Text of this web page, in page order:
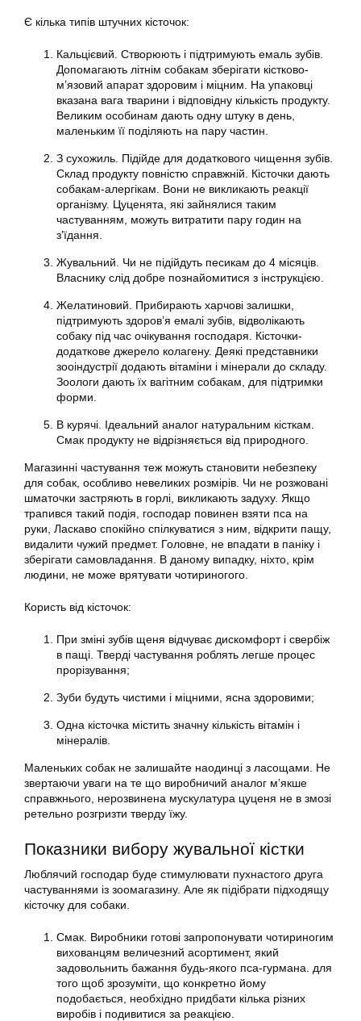
Є кілька типів штучних кісточок:
Кальцієвий. Створюють і підтримують емаль зубів.
Допомагають літнім собакам зберігати кістково-
м’язовий апарат здоровим і міцним. На упаковці
вказана вага тварини і відповідну кількість продукту.
Великим особинам дають одну штуку в день,
маленьким її поділяють на пару частин.
З сухожиль. Підійде для додаткового чищення зубів.
Склад продукту повністю справжній. Кісточки дають
собакам-алергікам. Вони не викликають реакції
організму. Цуценята, які зайнялися таким
частуванням, можуть витратити пару годин на
з’їдання.
Жувальний. Чи не підійдуть песикам до 4 місяців.
Власнику слід добре познайомитися з інструкцією.
Желатиновий. Прибирають харчові залишки,
підтримують здоров’я емалі зубів, відволікають
собаку під час очікування господаря. Кісточки-
додаткове джерело колагену. Деякі представники
зооіндустрії додають вітаміни і мінерали до складу.
Зоологи дають їх вагітним собакам, для підтримки
форми.
В курячі. Ідеальний аналог натуральним кісткам.
Смак продукту не відрізняється від природного.
Магазинні частування теж можуть становити небезпеку
для собак, особливо невеликих розмірів. Чи не розжовані
шматочки застряють в горлі, викликають задуху. Якщо
трапився такий подія, господар повинен взяти пса на
руки, Ласкаво спокійно спілкуватися з ним, відкрити пащу,
видалити чужий предмет. Головне, не впадати в паніку і
зберігати самовладання. В даному випадку, ніхто, крім
людини, не може врятувати чотириногого.
Користь від кісточок:
При зміні зубів щеня відчуває дискомфорт і свербіж
в пащі. Тверді частування роблять легше процес
прорізування;
Зуби будуть чистими і міцними, ясна здоровими;
Одна кісточка містить значну кількість вітамін і
мінералів.
Маленьких собак не залишайте наодинці з ласощами. Не
звертаючи уваги на те що виробничий аналог м’якше
справжнього, нерозвинена мускулатура цуценя не в змозі
ретельно розгризти тверду їжу.
Показники вибору жувальної кістки
Люблячий господар буде стимулювати пухнастого друга
частуваннями із зоомагазину. Але як підібрати підходящу
кісточку для собаки.
Смак. Виробники готові запропонувати чотириногим
вихованцям величезний асортимент, який
задовольнить бажання будь-якого пса-гурмана. для
того щоб зрозуміти, що конкретно йому
подобається, необхідно придбати кілька різних
виробів і подивитися за реакцією.